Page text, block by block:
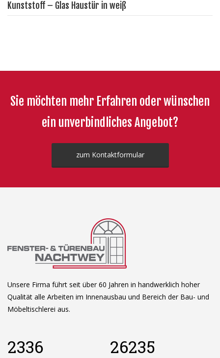
Kunststoff – Glas Haustür in weiß
Sie möchten mehr Erfahren oder wünschen
ein unverbindliches Angebot?
zum Kontaktformular
Unsere Firma führt seit über 60 Jahren in handwerklich hoher
Qualität alle Arbeiten im Innenausbau und Bereich der Bau- und
Möbeltischlerei aus.
2336 26235